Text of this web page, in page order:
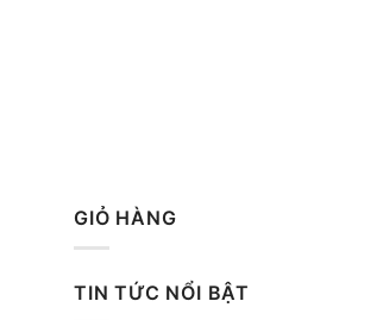
GIỎ HÀNG
TIN TỨC NỔI BẬT